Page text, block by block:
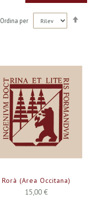
Ordina per
Rorà (Area Occitana)
15,00 €